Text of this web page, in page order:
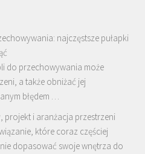
najczęstsze pułapki
do przechowywania może
a także obniżać jej
błędem …
projekt i aranżacja przestrzeni
które coraz częściej
dopasować swoje wnętrza do